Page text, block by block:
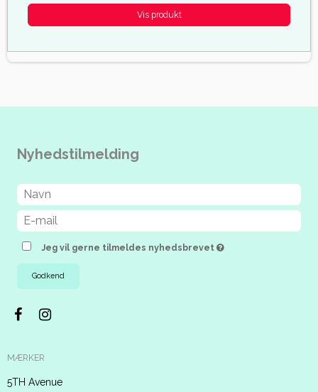
Vis produkt
Nyhedstilmelding
Jeg vil gerne tilmeldes nyhedsbrevet
Godkend
MÆRKER
5TH Avenue